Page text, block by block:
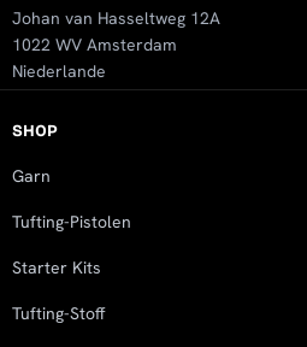
SHOP
Garn
Tufting-Pistolen
Starter Kits
Tufting-Stoff
Johan van Hasseltweg 12A
1022 WV Amsterdam
Niederlande